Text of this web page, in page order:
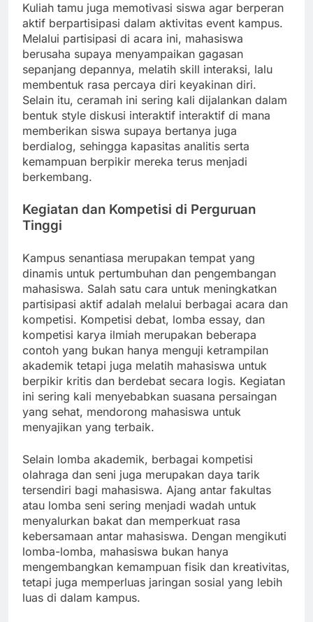
Kuliah tamu juga memotivasi siswa agar berperan
aktif berpartisipasi dalam aktivitas event kampus.
Melalui partisipasi di acara ini, mahasiswa
berusaha supaya menyampaikan gagasan
sepanjang depannya, melatih skill interaksi, lalu
membentuk rasa percaya diri keyakinan diri.
Selain itu, ceramah ini sering kali dijalankan dalam
bentuk style diskusi interaktif interaktif di mana
memberikan siswa supaya bertanya juga
berdialog, sehingga kapasitas analitis serta
kemampuan berpikir mereka terus menjadi
berkembang.
Kegiatan dan Kompetisi di Perguruan
Tinggi
Kampus senantiasa merupakan tempat yang
dinamis untuk pertumbuhan dan pengembangan
mahasiswa. Salah satu cara untuk meningkatkan
partisipasi aktif adalah melalui berbagai acara dan
kompetisi. Kompetisi debat, lomba essay, dan
kompetisi karya ilmiah merupakan beberapa
contoh yang bukan hanya menguji ketrampilan
akademik tetapi juga melatih mahasiswa untuk
berpikir kritis dan berdebat secara logis. Kegiatan
ini sering kali menyebabkan suasana persaingan
yang sehat, mendorong mahasiswa untuk
menyajikan yang terbaik.
Selain lomba akademik, berbagai kompetisi
olahraga dan seni juga merupakan daya tarik
tersendiri bagi mahasiswa. Ajang antar fakultas
atau lomba seni sering menjadi wadah untuk
menyalurkan bakat dan memperkuat rasa
kebersamaan antar mahasiswa. Dengan mengikuti
lomba-lomba, mahasiswa bukan hanya
mengembangkan kemampuan fisik dan kreativitas,
tetapi juga memperluas jaringan sosial yang lebih
luas di dalam kampus.